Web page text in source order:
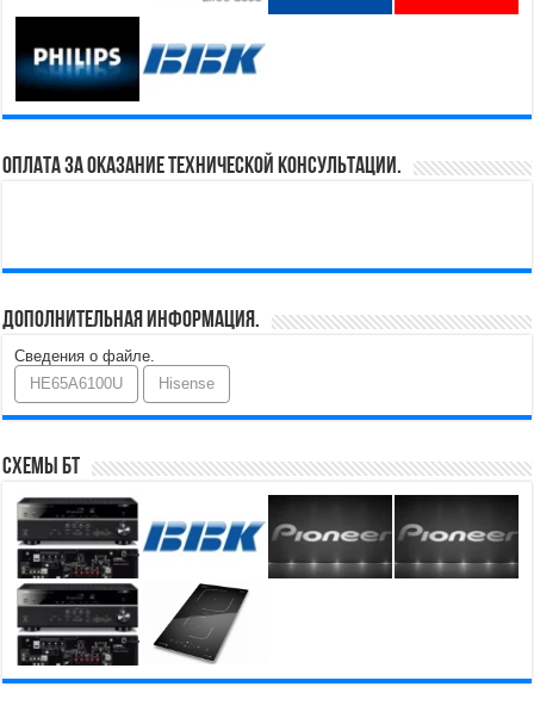
Оплата за оказание технической консультации.
Дополнительная информация.
Сведения о файле.
HE65A6100U
Hisense
Схемы БТ